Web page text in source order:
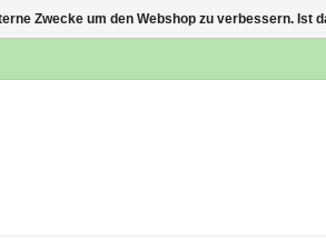
Zwecke um den Webshop zu verbessern. Ist